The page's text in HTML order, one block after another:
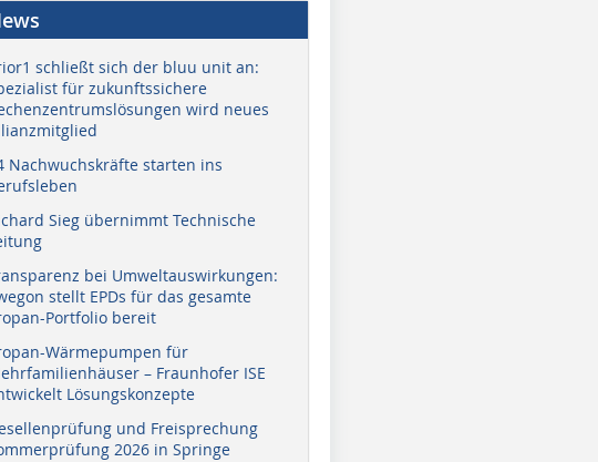
schließt sich der bluu unit an:
für zukunftssichere
wird neues
Nachwuchskräfte starten ins
Sieg übernimmt Technische
bei Umweltauswirkungen:
stellt EPDs für das gesamte
Portfolio bereit
Wärmepumpen für
– Fraunhofer ISE
Lösungskonzepte
und Freisprechung
2026 in Springe